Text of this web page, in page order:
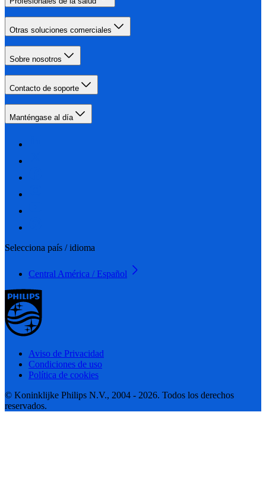
Otras soluciones comerciales
Sobre nosotros
Contacto de soporte
Manténgase al día
Selecciona país / idioma
Central América / Español
Aviso de Privacidad
Condiciones de uso
Política de cookies
© Koninklijke Philips N.V., 2004 - 2026. Todos los derechos
reservados.